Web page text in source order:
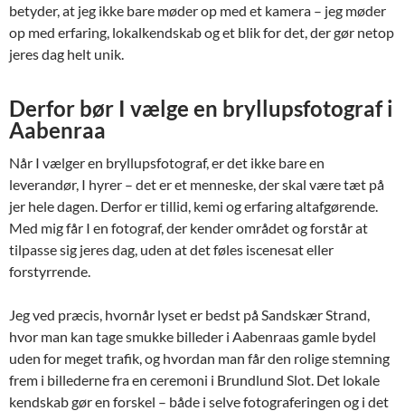
betyder, at jeg ikke bare møder op med et kamera – jeg møder
op med erfaring, lokalkendskab og et blik for det, der gør netop
jeres dag helt unik.
Derfor bør I vælge en bryllupsfotograf i
Aabenraa
Når I vælger en bryllupsfotograf, er det ikke bare en
leverandør, I hyrer – det er et menneske, der skal være tæt på
jer hele dagen. Derfor er tillid, kemi og erfaring altafgørende.
Med mig får I en fotograf, der kender området og forstår at
tilpasse sig jeres dag, uden at det føles iscenesat eller
forstyrrende.
Jeg ved præcis, hvornår lyset er bedst på Sandskær Strand,
hvor man kan tage smukke billeder i Aabenraas gamle bydel
uden for meget trafik, og hvordan man får den rolige stemning
frem i billederne fra en ceremoni i Brundlund Slot. Det lokale
kendskab gør en forskel – både i selve fotograferingen og i det